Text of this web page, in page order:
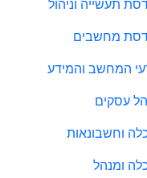
תעשייה וניהול
מחשבים
המחשב והמידע
עסקים
וחשבונאות
ומנהל